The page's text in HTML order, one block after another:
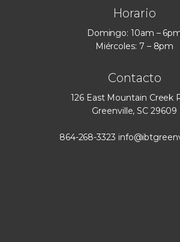
Horario
Domingo: 10am –
Miércoles: 7 – 8pm
Contacto
126 East Mountain Creek
Greenville, SC 29609
864-268-3323